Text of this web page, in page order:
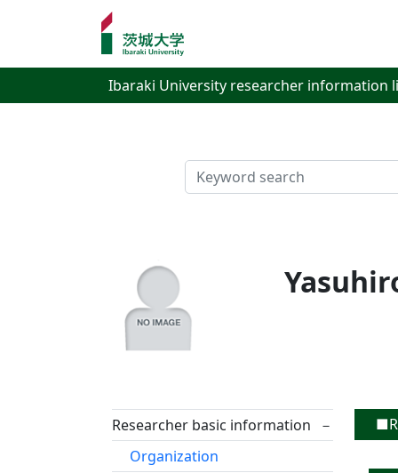
Ibaraki University researcher information
検索
Researcher basic information
－
Organization